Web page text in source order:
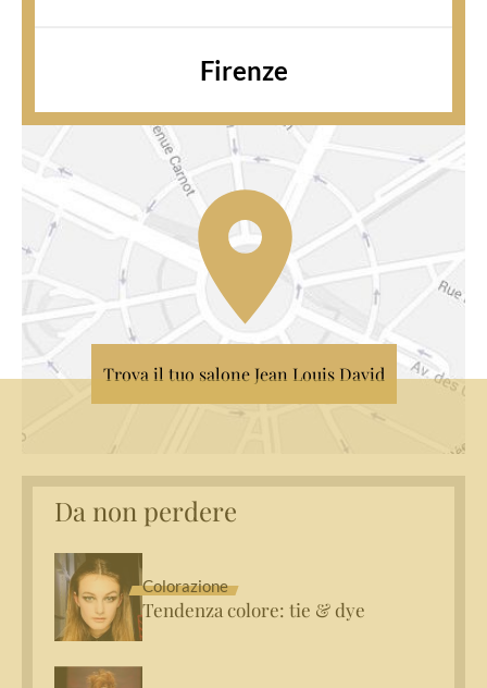
Firenze
Trova il tuo salone Jean Louis David
Da non perdere
Colorazione
Tendenza colore: tie & dye